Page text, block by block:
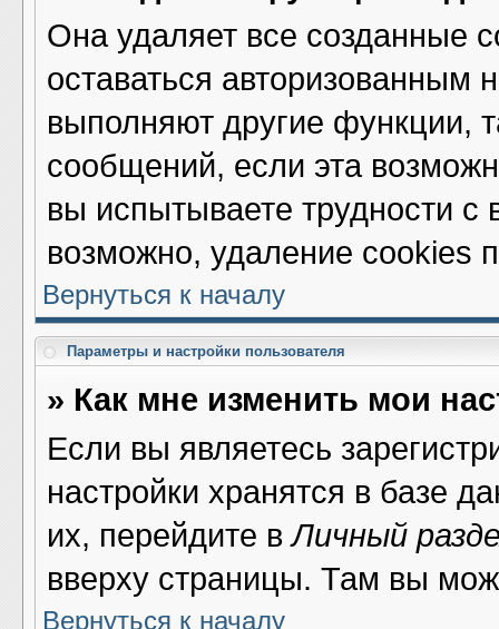
Она удаляет все созданные
оставаться авторизованным
выполняют другие функции,
сообщений, если эта
вы испытываете трудности
возможно, удаление cookies
Вернуться к началу
Параметры и настройки пользователя
» Как мне изменить мои
Если вы являетесь
настройки хранятся в базе
их, перейдите вЛичный
вверху страницы. Там вы
Вернуться к началу